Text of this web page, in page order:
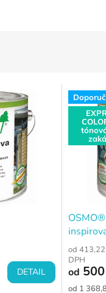
DETAIL
od
DPH
od
Měrná
od 1